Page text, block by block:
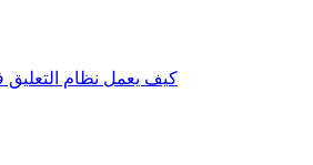
كيف يعمل نظام